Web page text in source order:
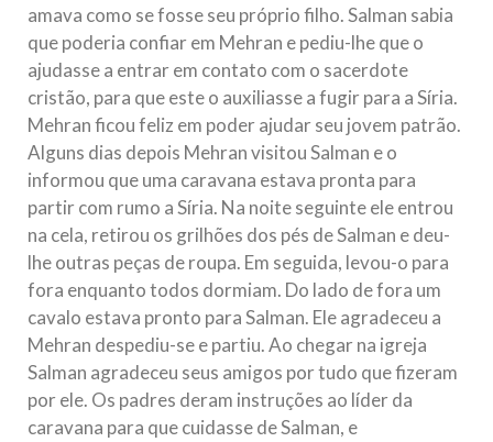
amava como se fosse seu próprio filho. Salman sabia
que poderia confiar em Mehran e pediu-lhe que o
ajudasse a entrar em contato com o sacerdote
cristão, para que este o auxiliasse a fugir para a Síria.
Mehran ficou feliz em poder ajudar seu jovem patrão.
Alguns dias depois Mehran visitou Salman e o
informou que uma caravana estava pronta para
partir com rumo a Síria. Na noite seguinte ele entrou
na cela, retirou os grilhões dos pés de Salman e deu-
lhe outras peças de roupa. Em seguida, levou-o para
fora enquanto todos dormiam. Do lado de fora um
cavalo estava pronto para Salman. Ele agradeceu a
Mehran despediu-se e partiu. Ao chegar na igreja
Salman agradeceu seus amigos por tudo que fizeram
por ele. Os padres deram instruções ao líder da
caravana para que cuidasse de Salman, e